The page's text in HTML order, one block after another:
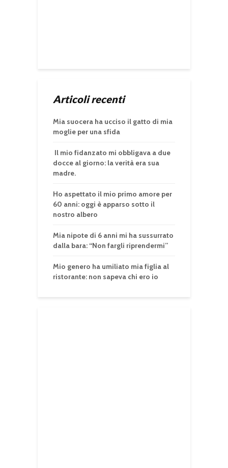
Articoli recenti
Mia suocera ha ucciso il gatto di mia
moglie per una sfida
Il mio fidanzato mi obbligava a due
docce al giorno: la verità era sua
madre.
Ho aspettato il mio primo amore per
60 anni: oggi è apparso sotto il
nostro albero
Mia nipote di 6 anni mi ha sussurrato
dalla bara: “Non fargli riprendermi”
Mio genero ha umiliato mia figlia al
ristorante: non sapeva chi ero io